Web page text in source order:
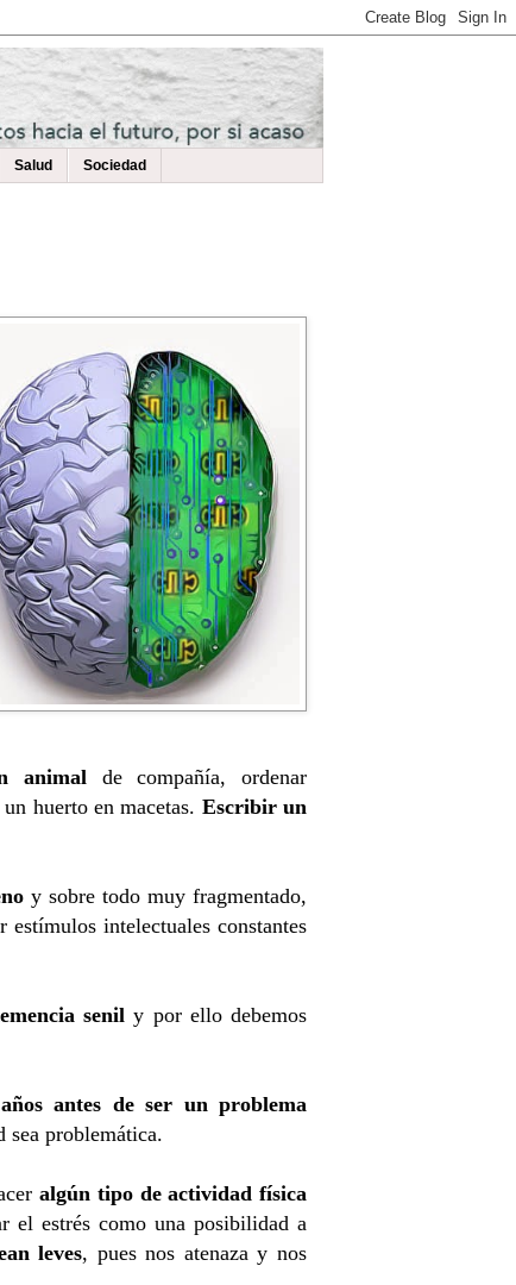
Salud Sociedad
animalde compañía, ordenar
huerto en macetas. Escribir un
y sobre todo muy fragmentado,
intelectuales constantes
senil y por ello debemos
antes de ser un problema
sea problemática.
algún tipo de actividad física
el estrés como una posibilidad a
leves, pues nos atenaza y nos